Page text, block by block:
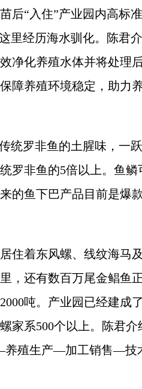
“入住”产业园内高标
里经历海水驯化。陈君
净化养殖水体并将处理
障养殖环境稳定，助力
罗非鱼的土腥味，一
罗非鱼的5倍以上。鱼鳞
的鱼下巴产品目前是爆
着东风螺、线纹海马
，还有数百万尾金鲳鱼
吨。产业园已经建成
家系500个以上。陈君介
养殖生产—加工销售—技